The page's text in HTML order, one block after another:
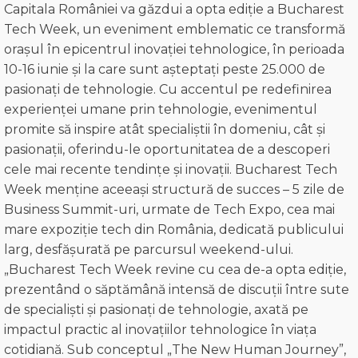
Capitala României va găzdui a opta ediție a Bucharest
Tech Week, un eveniment emblematic ce transformă
orașul în epicentrul inovației tehnologice, în perioada
10-16 iunie și la care sunt așteptați peste 25.000 de
pasionați de tehnologie. Cu accentul pe redefinirea
experienței umane prin tehnologie, evenimentul
promite să inspire atât specialiștii în domeniu, cât și
pasionații, oferindu-le oportunitatea de a descoperi
cele mai recente tendințe și inovații. Bucharest Tech
Week menține aceeași structură de succes – 5 zile de
Business Summit-uri, urmate de Tech Expo, cea mai
mare expoziție tech din România, dedicată publicului
larg, desfășurată pe parcursul weekend-ului.
„Bucharest Tech Week revine cu cea de-a opta ediție,
prezentând o săptămână intensă de discuții între sute
de specialiști și pasionați de tehnologie, axată pe
impactul practic al inovațiilor tehnologice în viața
cotidiană. Sub conceptul „The New Human Journey”,